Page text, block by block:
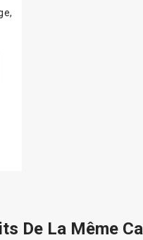
De La Même